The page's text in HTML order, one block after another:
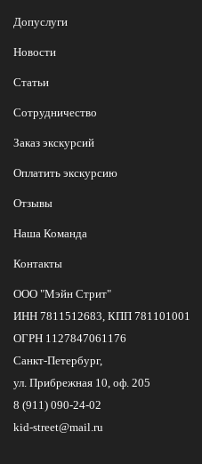
Допуслуги
Новости
Статьи
Сотрудничество
Заказ экскурсий
Оплатить экскурсию
Отзывы
Наша Команда
Контакты
ООО "Мэйн Стрит"
ИНН 7811512683, КПП 781101001
ОГРН 1127847061176
Санкт-Петербург,
ул. Прибрежная 10, оф. 205
8 (911) 090-24-02
kid-street@mail.ru